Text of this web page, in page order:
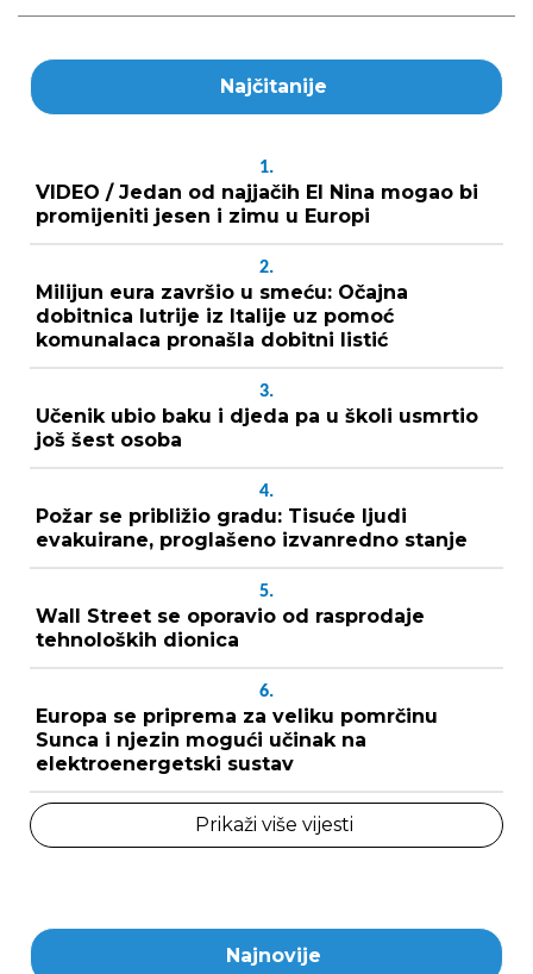
Najčitanije
1.
VIDEO / Jedan od najjačih El Nina mogao bi
promijeniti jesen i zimu u Europi
2.
Milijun eura završio u smeću: Očajna
dobitnica lutrije iz Italije uz pomoć
komunalaca pronašla dobitni listić
3.
Učenik ubio baku i djeda pa u školi usmrtio
još šest osoba
4.
Požar se približio gradu: Tisuće ljudi
evakuirane, proglašeno izvanredno stanje
5.
Wall Street se oporavio od rasprodaje
tehnoloških dionica
6.
Europa se priprema za veliku pomrčinu
Sunca i njezin mogući učinak na
elektroenergetski sustav
Prikaži više vijesti
Najnovije